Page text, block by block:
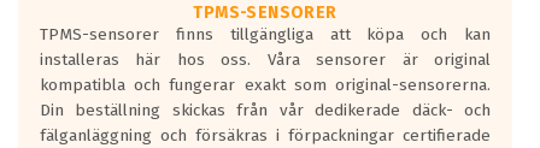
godkända för år 2016 nya regelverk.
Ett däck med en svart våg kommer vara
minst tre decibel tystare än det
regelverk som börjar gälla 2016.
TPMS-SENSORER
TPMS-sensorer finns tillgängliga att köpa och kan
installeras här hos oss. Våra sensorer är original
kompatibla och fungerar exakt som original-sensorerna.
Din beställning skickas från vår dedikerade däck- och
fälganläggning och försäkras i förpackningar certifierade